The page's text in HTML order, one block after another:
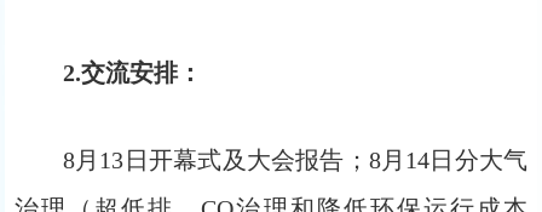
2.交流安排：
8月13日开幕式及大会报告； 8月14日分大气